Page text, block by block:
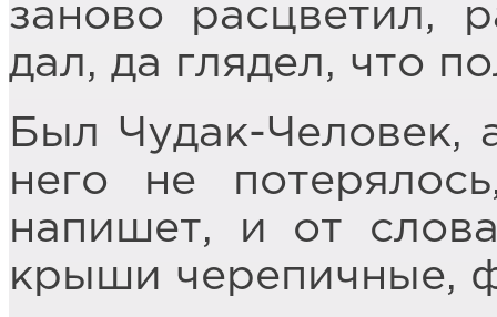
заново расцветил,
дал, да глядел, что
Был Чудак-Человек,
него не
напишет, и от
крыши черепичные,